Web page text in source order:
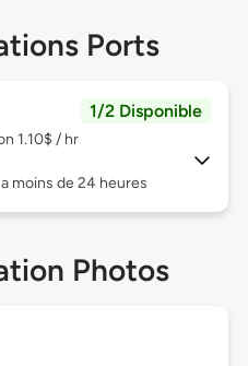
Ports
1/2 Disponible
1.10$ / hr
moins de 24 heures
Photos